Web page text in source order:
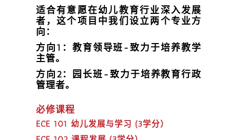
适合有意愿在幼儿教育行业深入发展
者，这个项目中我们设立两个专业方
向：
方向1：教育领导班-致力于培养教学
主管。
方向2：园长班-致力于培养教育行政
管理者。
必修课程
ECE 101 幼儿发展与学习 (3学分）